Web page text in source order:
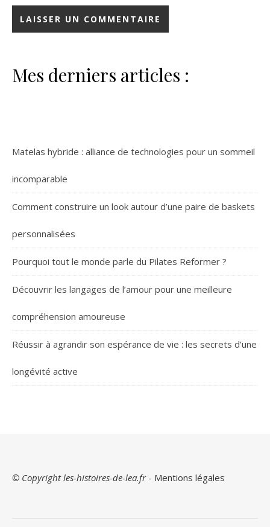
Mes derniers articles :
Matelas hybride : alliance de technologies pour un sommeil
incomparable
Comment construire un look autour d’une paire de baskets
personnalisées
Pourquoi tout le monde parle du Pilates Reformer ?
Découvrir les langages de l’amour pour une meilleure
compréhension amoureuse
Réussir à agrandir son espérance de vie : les secrets d’une
longévité active
© Copyright les-histoires-de-lea.fr- Mentions légales